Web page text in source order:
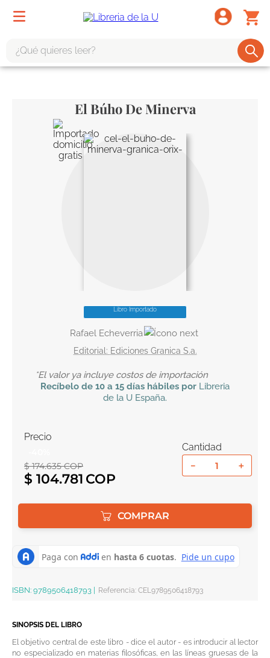
El Búho De Minerva
Libro Importado
Rafael Echeverria
Ediciones Granica S.a.
*El valor ya incluye costos de importación
Recíbelo de 10 a 15 días hábiles por Libreria
de la U España.
Precio
$ 174.635COP
$ 104.781
Cantidad
＋
－
COMPRAR
ISBN: 9789506418793 Referencia: CEL9789506418793
SINOPSIS DEL LIBRO
El objetivo central de este libro - dice el autor - es introducir al lector
no especializado en materias filosóficas, en las líneas gruesas de la
tote bag -
harry potter
edición especial